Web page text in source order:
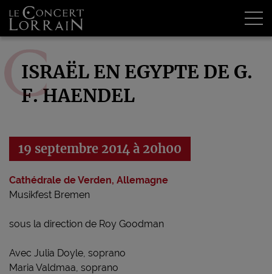
ISRAËL EN EGYPTE DE G.
F. HAENDEL
19 septembre 2014 à 20h00
Cathédrale de Verden, Allemagne
Musikfest Bremen
sous la direction de Roy Goodman
Avec Julia Doyle, soprano
Maria Valdmaa, soprano